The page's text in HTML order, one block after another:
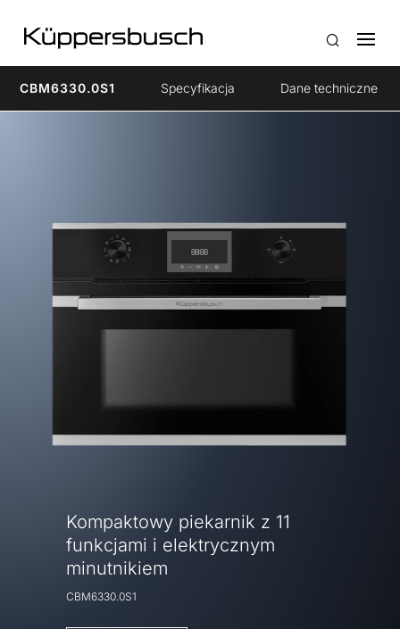
CBM6330.0S1 Specyfikacja Dane techniczne
Kompaktowy piekarnik z 11
funkcjami i elektrycznym
minutnikiem
CBM6330.0S1